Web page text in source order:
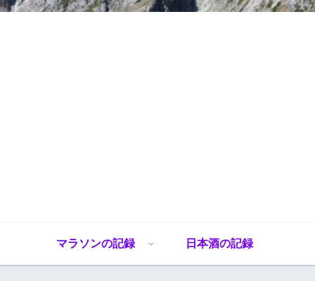
マラソンの記録 日本酒の記録